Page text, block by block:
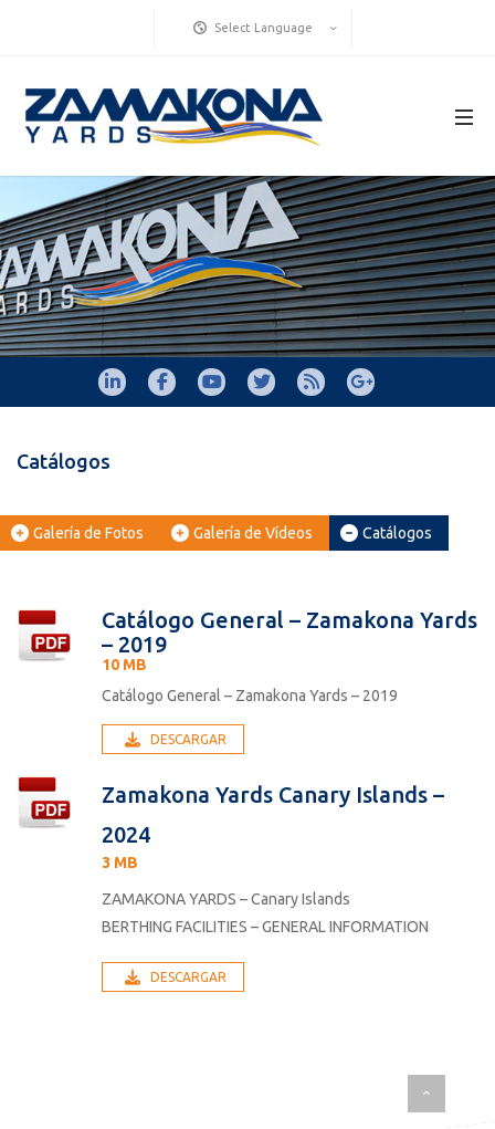
Select Language
Catálogos
Galería de Fotos Galería de Vídeos Catálogos
Catálogo General – Zamakona Yards
– 2019
10 MB
Catálogo General – Zamakona Yards – 2019
DESCARGAR
Zamakona Yards Canary Islands –
2024
3 MB
ZAMAKONA YARDS – Canary Islands
BERTHING FACILITIES – GENERAL INFORMATION
DESCARGAR